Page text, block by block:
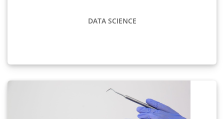
DATA SCIENCE